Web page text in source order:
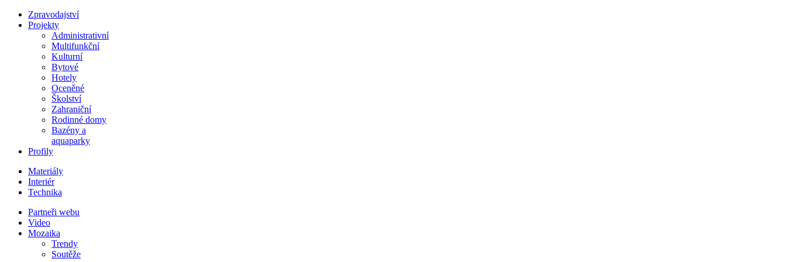
Zpravodajství
Projekty
Administrativní
Multifunkční
Kulturní
Bytové
Hotely
Oceněné
Školství
Zahraniční
Rodinné domy
Bazény a
aquaparky
Profily
Materiály
Interiér
Technika
Partneři webu
Video
Mozaika
Trendy
Soutěže